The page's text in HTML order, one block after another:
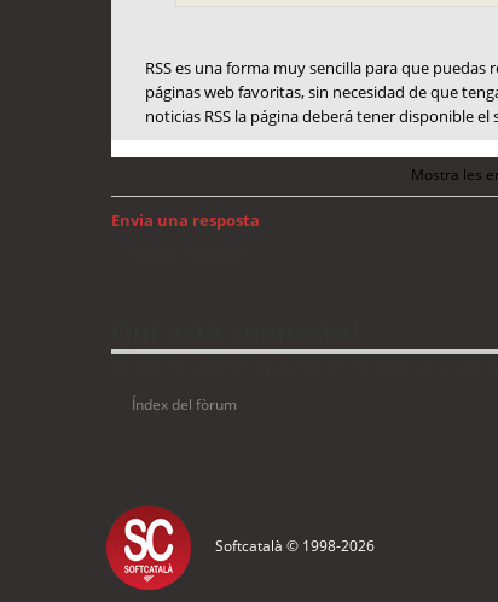
RSS es una forma muy sencilla para que
páginas web favoritas, sin necesidad de que
noticias RSS la página deberá tener disponible el
Mostra les
Envia una resposta
Índex del fòrum
Softcatalà © 1998-2026